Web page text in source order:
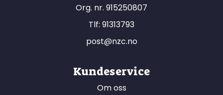
Org. nr. 915250807
Tlf: 91313793
post@nzc.no
Kundeservice
Om oss